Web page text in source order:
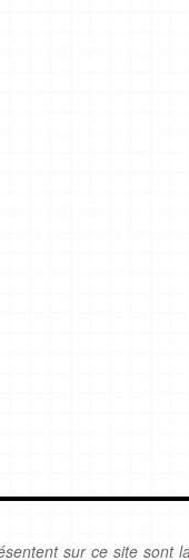
sur ce site sont